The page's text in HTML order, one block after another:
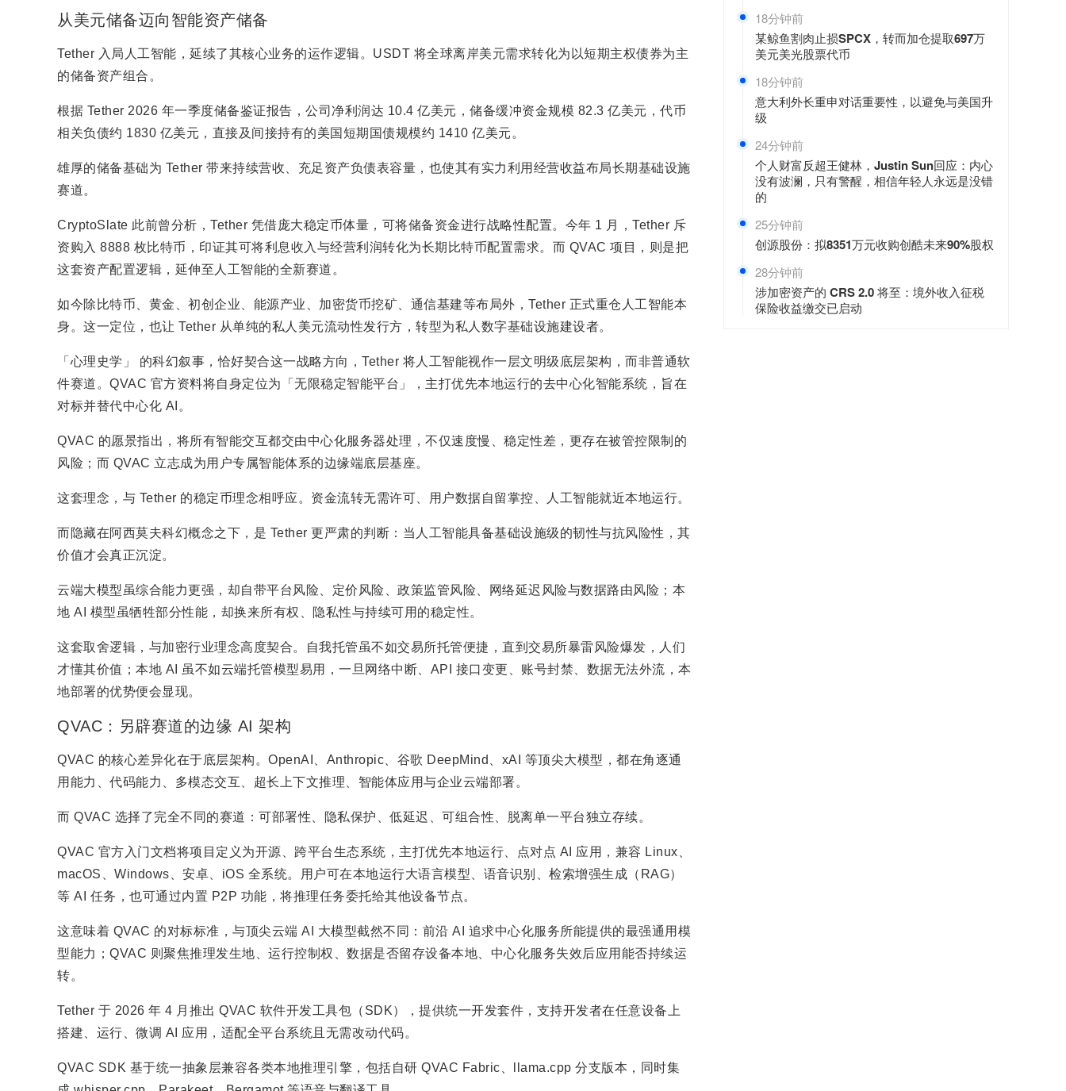
从美元储备迈向智能资产储备
Tether 入局人工智能，延续了其核心业务的运作逻辑。USDT 将全球离岸美元需求转化为以短期主权债券为主
的储备资产组合。
根据 Tether 2026 年一季度储备鉴证报告，公司净利润达 10.4 亿美元，储备缓冲资金规模 82.3 亿美元，代币
相关负债约 1830 亿美元，直接及间接持有的美国短期国债规模约 1410 亿美元。
雄厚的储备基础为 Tether 带来持续营收、充足资产负债表容量，也使其有实力利用经营收益布局长期基础设施
赛道。
CryptoSlate 此前曾分析，Tether 凭借庞大稳定币体量，可将储备资金进行战略性配置。今年 1 月，Tether 斥
资购入 8888 枚比特币，印证其可将利息收入与经营利润转化为长期比特币配置需求。而 QVAC 项目，则是把
这套资产配置逻辑，延伸至人工智能的全新赛道。
如今除比特币、黄金、初创企业、能源产业、加密货币挖矿、通信基建等布局外，Tether 正式重仓人工智能本
身。这一定位，也让 Tether 从单纯的私人美元流动性发行方，转型为私人数字基础设施建设者。
「心理史学」 的科幻叙事，恰好契合这一战略方向，Tether 将人工智能视作一层文明级底层架构，而非普通软
件赛道。QVAC 官方资料将自身定位为「无限稳定智能平台」，主打优先本地运行的去中心化智能系统，旨在
对标并替代中心化 AI。
QVAC 的愿景指出，将所有智能交互都交由中心化服务器处理，不仅速度慢、稳定性差，更存在被管控限制的
风险；而 QVAC 立志成为用户专属智能体系的边缘端底层基座。
这套理念，与 Tether 的稳定币理念相呼应。资金流转无需许可、用户数据自留掌控、人工智能就近本地运行。
而隐藏在阿西莫夫科幻概念之下，是 Tether 更严肃的判断：当人工智能具备基础设施级的韧性与抗风险性，其
价值才会真正沉淀。
云端大模型虽综合能力更强，却自带平台风险、定价风险、政策监管风险、网络延迟风险与数据路由风险；本
地 AI 模型虽牺牲部分性能，却换来所有权、隐私性与持续可用的稳定性。
这套取舍逻辑，与加密行业理念高度契合。自我托管虽不如交易所托管便捷，直到交易所暴雷风险爆发，人们
才懂其价值；本地 AI 虽不如云端托管模型易用，一旦网络中断、API 接口变更、账号封禁、数据无法外流，本
地部署的优势便会显现。
QVAC：另辟赛道的边缘 AI 架构
QVAC 的核心差异化在于底层架构。OpenAI、Anthropic、谷歌 DeepMind、xAI 等顶尖大模型，都在角逐通
用能力、代码能力、多模态交互、超长上下文推理、智能体应用与企业云端部署。
而 QVAC 选择了完全不同的赛道：可部署性、隐私保护、低延迟、可组合性、脱离单一平台独立存续。
QVAC 官方入门文档将项目定义为开源、跨平台生态系统，主打优先本地运行、点对点 AI 应用，兼容 Linux、
macOS、Windows、安卓、iOS 全系统。用户可在本地运行大语言模型、语音识别、检索增强生成（RAG）
等 AI 任务，也可通过内置 P2P 功能，将推理任务委托给其他设备节点。
这意味着 QVAC 的对标标准，与顶尖云端 AI 大模型截然不同：前沿 AI 追求中心化服务所能提供的最强通用模
型能力；QVAC 则聚焦推理发生地、运行控制权、数据是否留存设备本地、中心化服务失效后应用能否持续运
转。
Tether 于 2026 年 4 月推出 QVAC 软件开发工具包（SDK），提供统一开发套件，支持开发者在任意设备上
搭建、运行、微调 AI 应用，适配全平台系统且无需改动代码。
QVAC SDK 基于统一抽象层兼容各类本地推理引擎，包括自研 QVAC Fabric、llama.cpp 分支版本，同时集
18分钟前
某鲸鱼割肉止损SPCX，转而加仓提取697万
美元美光股票代币
18分钟前
意大利外长重申对话重要性，以避免与美国升
级
24分钟前
个人财富反超王健林，Justin Sun回应：内心
没有波澜，只有警醒，相信年轻人永远是没错
的
25分钟前
创源股份：拟8351万元收购创酷未来90%股权
28分钟前
涉加密资产的 CRS 2.0 将至：境外收入征税
保险收益缴交已启动